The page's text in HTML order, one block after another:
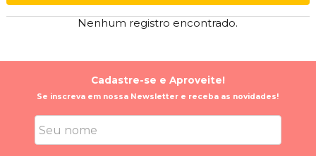
Nenhum registro encontrado.
Cadastre-se e Aproveite!
Se inscreva em nossa Newsletter e receba as novidades!